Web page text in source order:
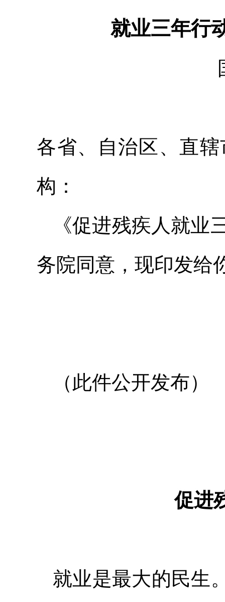
就业三年行
各省、自治区、直
构：
《促进残疾人就
务院同意，现印发给
（此件公开发布）
促进
就业是最大的民生